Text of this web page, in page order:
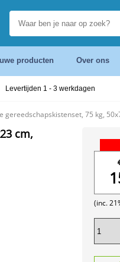
producten Over ons
Levertijden 1 - 3 werkdagen
gereedschapskistenset, 75 kg,
cm,
(inc.